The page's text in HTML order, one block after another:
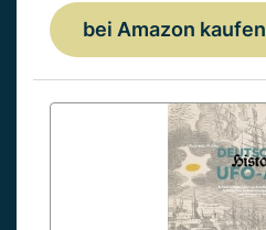
bei Amazon kaufen